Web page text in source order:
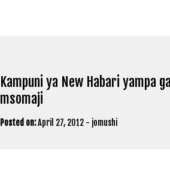
Kampuni ya New Habari yampa
msomaji
Posted on:April 27, 2012 - jomushi